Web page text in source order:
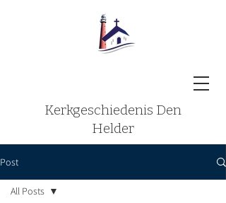
Kerkgeschiedenis Den
Helder
Post
All Posts